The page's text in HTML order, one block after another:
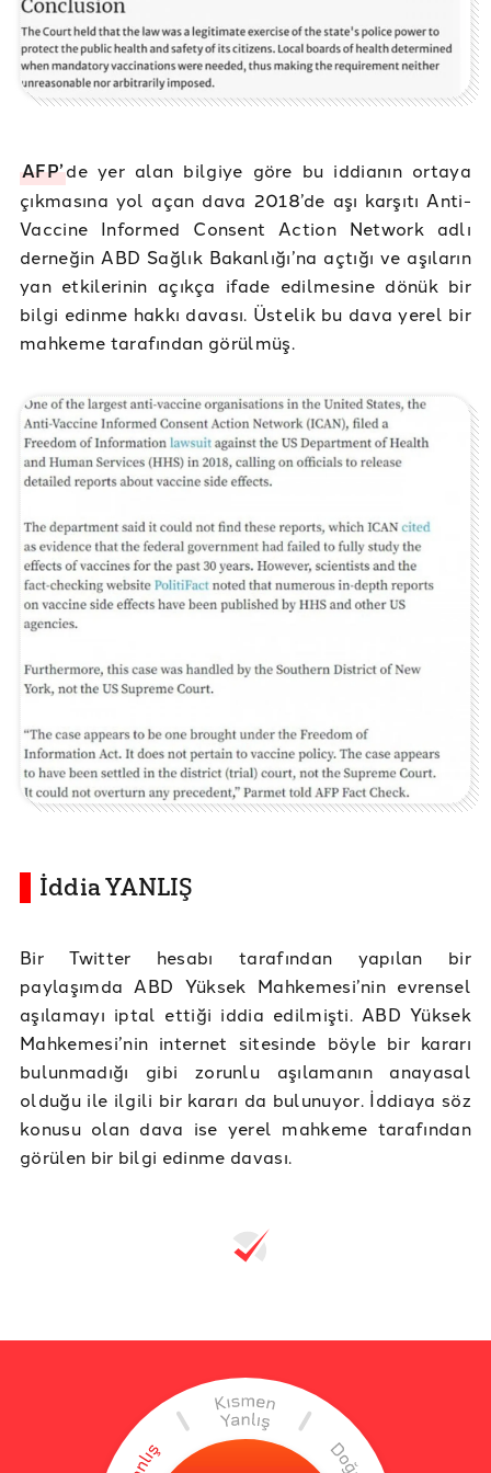
AFP’de yer alan bilgiye göre bu iddianın ortaya
çıkmasına yol açan dava 2018’de aşı karşıtı Anti-
Vaccine Informed Consent Action Network adlı
derneğin ABD Sağlık Bakanlığı’na açtığı ve aşıların
yan etkilerinin açıkça ifade edilmesine dönük bir
bilgi edinme hakkı davası. Üstelik bu dava yerel bir
mahkeme tarafından görülmüş.
İddia YANLIŞ
Bir Twitter hesabı tarafından yapılan bir
paylaşımda ABD Yüksek Mahkemesi’nin evrensel
aşılamayı iptal ettiği iddia edilmişti. ABD Yüksek
Mahkemesi’nin internet sitesinde böyle bir kararı
bulunmadığı gibi zorunlu aşılamanın anayasal
olduğu ile ilgili bir kararı da bulunuyor. İddiaya söz
konusu olan dava ise yerel mahkeme tarafından
görülen bir bilgi edinme davası.